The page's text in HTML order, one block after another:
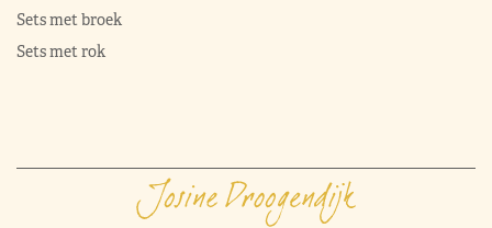
Sets met broek
Sets met rok